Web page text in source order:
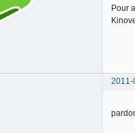
Pour
2011-